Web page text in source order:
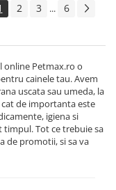
2 3 ... 6
online Petmax.ro o
cainele tau. Avem
uscata sau umeda, la
de importanta este
igiena si
timpul. Tot ce trebuie sa
de promotii, si sa va